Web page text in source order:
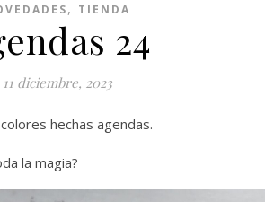
, TIENDA
24
11 diciembre, 2023
hechas agendas.
la magia?